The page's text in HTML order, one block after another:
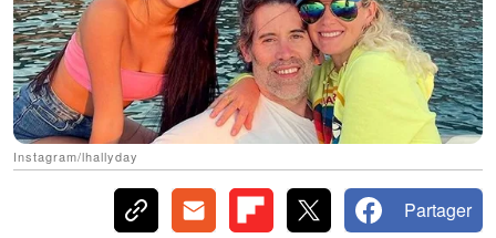
Instagram/lhallyday
Partager